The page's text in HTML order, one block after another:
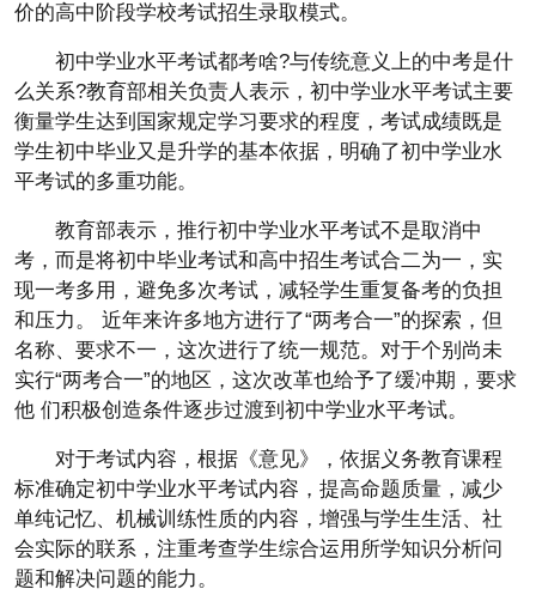
价的高中阶段学校考试招生录取模式。
初中学业水平考试都考啥?与传统意义上的中考是什
么关系?教育部相关负责人表示，初中学业水平考试主要
衡量学生达到国家规定学习要求的程度，考试成绩既是
学生初中毕业又是升学的基本依据，明确了初中学业水
平考试的多重功能。
教育部表示，推行初中学业水平考试不是取消中
考，而是将初中毕业考试和高中招生考试合二为一，实
现一考多用，避免多次考试，减轻学生重复备考的负担
和压力。 近年来许多地方进行了“两考合一”的探索，但
名称、要求不一，这次进行了统一规范。对于个别尚未
实行“两考合一”的地区，这次改革也给予了缓冲期，要求
他 们积极创造条件逐步过渡到初中学业水平考试。
对于考试内容，根据《意见》，依据义务教育课程
标准确定初中学业水平考试内容，提高命题质量，减少
单纯记忆、机械训练性质的内容，增强与学生生活、社
会实际的联系，注重考查学生综合运用所学知识分析问
题和解决问题的能力。